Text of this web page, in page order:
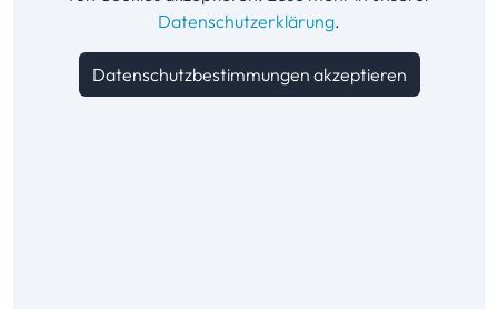
Datenschutzerklärung.
Datenschutzbestimmungen akzeptieren